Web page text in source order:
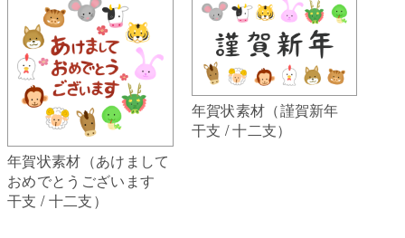
年賀状素材（あけまして
おめでとうございます
干支 / 十二支）
年賀状素材（謹賀新年
干支 / 十二支）